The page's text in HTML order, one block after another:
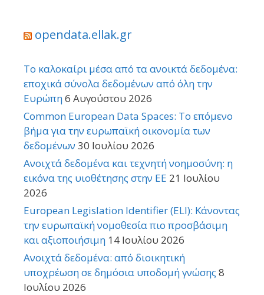
opendata.ellak.gr
Το καλοκαίρι μέσα από τα ανοικτά δεδομένα:
εποχικά σύνολα δεδομένων από όλη την
Ευρώπη6 Αυγούστου 2026
Common European Data Spaces: Το επόμενο
βήμα για την ευρωπαϊκή οικονομία των
δεδομένων 30 Ιουλίου 2026
Ανοιχτά δεδομένα και τεχνητή νοημοσύνη: η
εικόνα της υιοθέτησης στην ΕΕ 21 Ιουλίου
2026
European Legislation Identifier (ELI): Κάνοντας
την ευρωπαϊκή νομοθεσία πιο προσβάσιμη
και αξιοποιήσιμη 14 Ιουλίου 2026
Ανοιχτά δεδομένα: από διοικητική
υποχρέωση σε δημόσια υποδομή γνώσης 8
Ιουλίου 2026